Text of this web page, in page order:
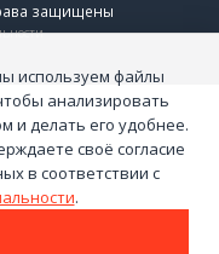
защищены
используем файлы
анализировать
и делать его удобнее.
своё согласие
в соответствии с
.